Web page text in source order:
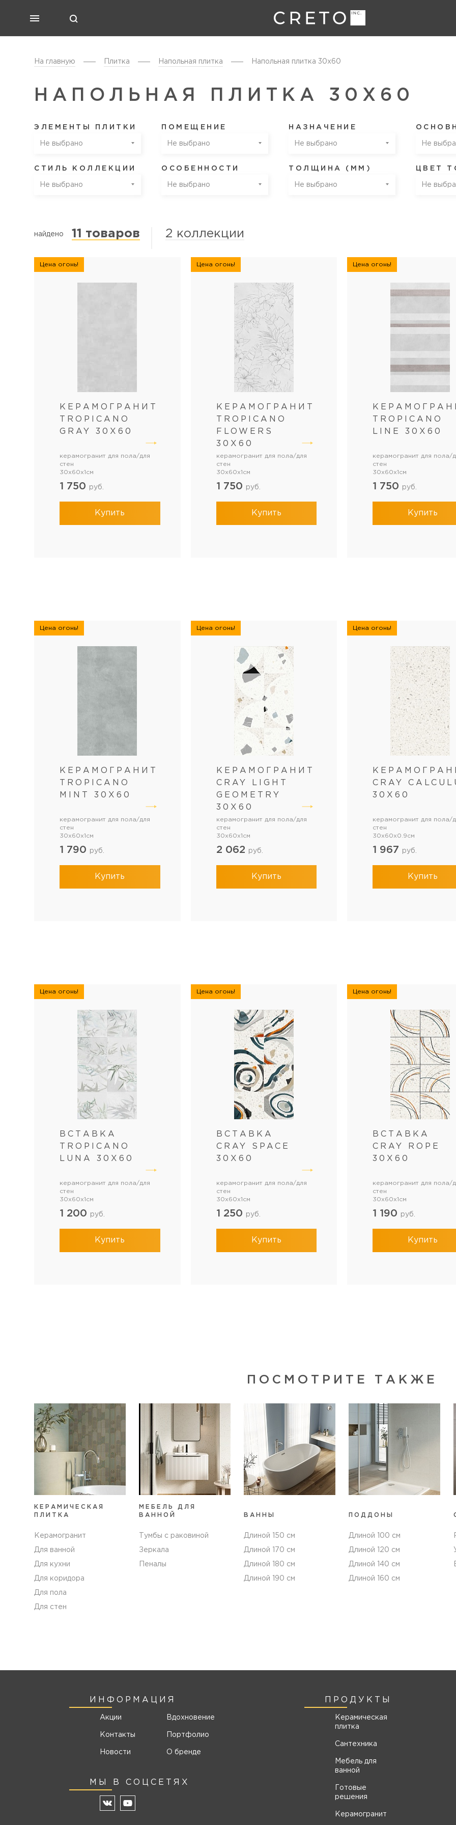
На главную Плитка Напольная плитка Напольная плитка 30х60
НАПОЛЬНАЯ ПЛИТКА 30Х60
ЭЛЕМЕНТЫ ПЛИТКИ
Не выбрано
ПОМЕЩЕНИЕ
Не выбрано
НАЗНАЧЕНИЕ
Не выбрано Не
СТИЛЬ КОЛЛЕКЦИИ
Не выбрано
ОСОБЕННОСТИ
Не выбрано
ТОЛЩИНА (ММ)
Не выбрано
ЦВЕТ
Не
найдено 11 товаров 2 коллекции
Цена огонь!
КЕРАМОГРАНИТ
TROPICANO
GRAY 30Х60
керамогранит для пола/для
стен
30x60x1см
1 750 руб.
Купить
Цена огонь!
КЕРАМОГРАНИТ
TROPICANO
FLOWERS
30Х60
керамогранит для пола/для
стен
30x60x1см
1 750 руб.
Купить
Цена огонь!
TROPICANO
LINE 30Х60
керамогранит для пола/
стен
30x60x1см
1 750 руб.
Купить
Цена огонь!
КЕРАМОГРАНИТ
TROPICANO
MINT 30Х60
керамогранит для пола/для
стен
30x60x1см
1 790 руб.
Купить
Цена огонь!
КЕРАМОГРАНИТ
СRAY LIGHT
GEOMETRY
30Х60
керамогранит для пола/для
стен
30x60x1см
2 062 руб.
Купить
Цена огонь!
CRAY
30Х60
керамогранит для пола/
стен
30x60x0.9см
1 967 руб.
Купить
Цена огонь!
ВСТАВКА
TROPICANO
LUNA 30Х60
керамогранит для пола/для
стен
30x60x1см
1 200 руб.
Купить
Цена огонь!
ВСТАВКА
CRAY SPACE
30Х60
керамогранит для пола/для
стен
30x60x1см
1 250 руб.
Купить
Цена огонь!
ВСТАВКА
CRAY ROPE
30Х60
керамогранит для пола/
стен
30x60x1см
1 190 руб.
Купить
ПОСМОТРИТЕ ТАКЖЕ
КЕРАМИЧЕСКАЯ
ПЛИТКА
Керамогранит
Для ванной
Для кухни
Для коридора
Для пола
Для стен
МЕБЕЛЬ ДЛЯ
ВАННОЙ
Тумбы с раковиной
Зеркала
Пеналы
ВАННЫ
Длиной 150 см
Длиной 170 см
Длиной 180 см
Длиной 190 см
ПОДДОНЫ
Длиной 100 см
Длиной 120 см
Длиной 140 см
Длиной 160 см
ИНФОРМАЦИЯ
Акции
Контакты
Новости
Вдохновение
Портфолио
О бренде
МЫ В СОЦСЕТЯХ
ПРОДУКТЫ
Керамическая
плитка
Сантехника
Мебель для
ванной
Готовые
решения
Керамогранит